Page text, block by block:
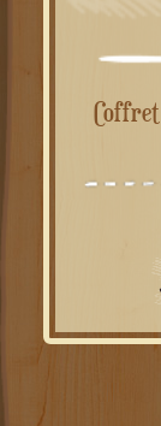
Coffret carré en bois avec écriture et